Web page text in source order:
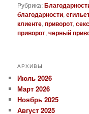
Рубрика:
благодарности,
клиенте,приворот,
приворот,черный
АРХИВЫ
Июль 2026
Март 2026
Ноябрь 2025
Август 2025